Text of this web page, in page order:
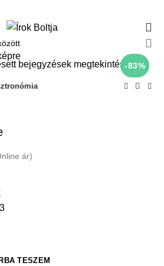
-83%
ár)
TESZEM
bejegyzések megtekintéséhez.